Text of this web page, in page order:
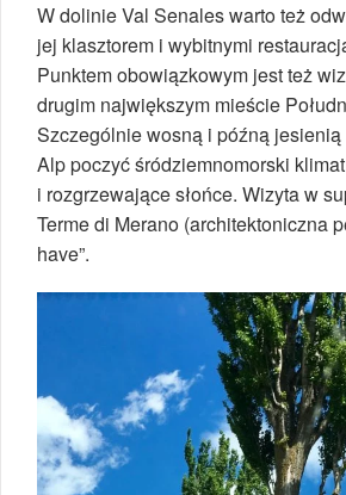
W dolinie Val Senales warto też
jej klasztorem i wybitnymi
Punktem obowiązkowym jest też
drugim największym mieście
Szczególnie wosną i późną jesienią
Alp poczyć śródziemnomorski
i rozgrzewające słońce. Wizyta w
Terme di Merano (architektoniczna
have”.